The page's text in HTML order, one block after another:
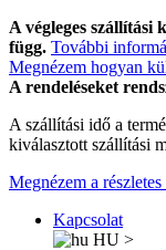
A végleges szállítási
függ. További
Megnézem hogyan
A rendeléseket
A szállítási idő a
kiválasztott szállítási
Megnézem a
Kapcsolat
HU >